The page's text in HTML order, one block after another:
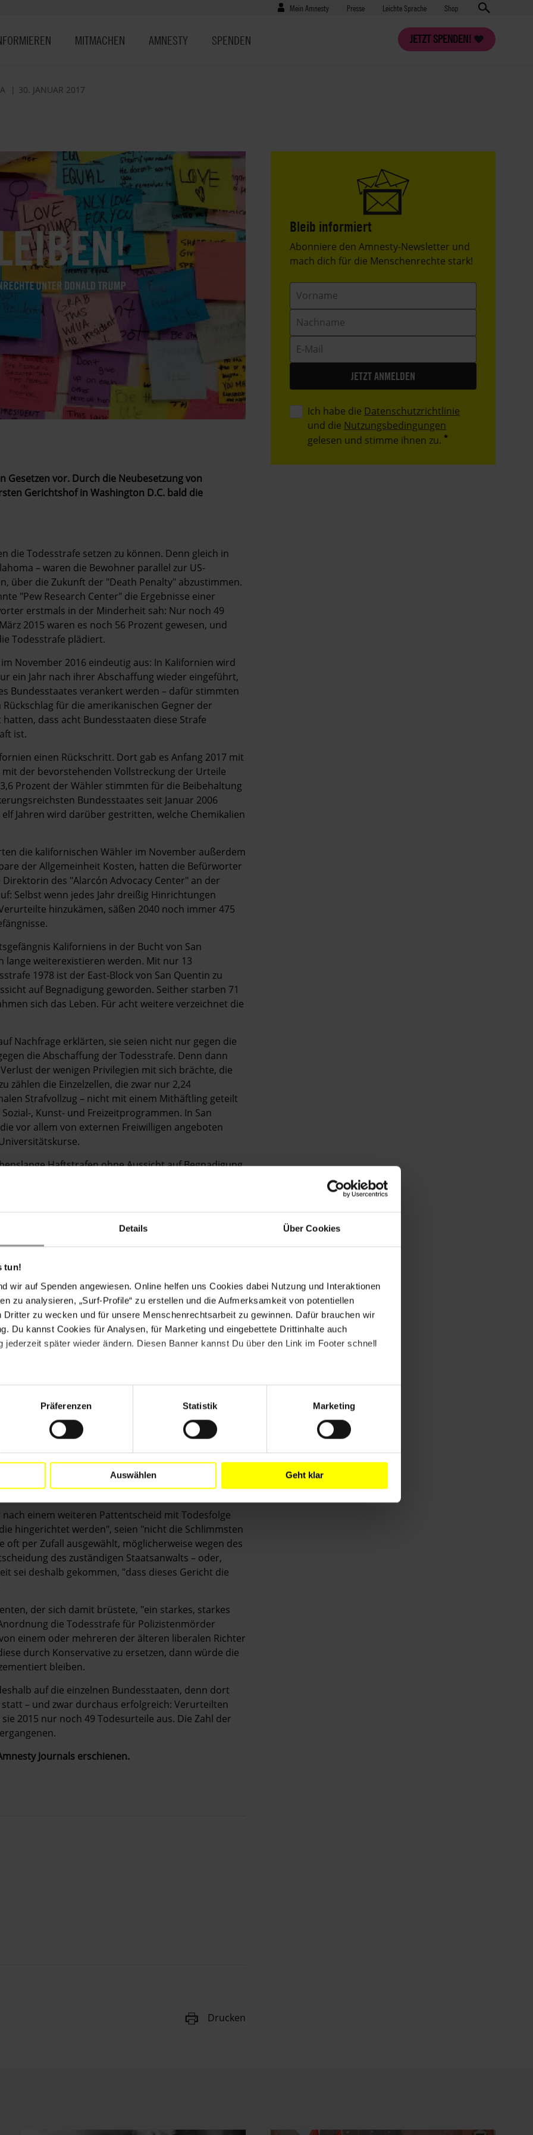
Details Über Cookies
tun!
wir auf Spenden angewiesen. Online helfen uns Cookies dabei Nutzung und Interaktionen
zu analysieren, „Surf-Profile“ zu erstellen und die Aufmerksamkeit von potentiellen
Dritter zu wecken und für unsere Menschenrechtsarbeit zu gewinnen. Dafür brauchen wir
Du kannst Cookies für Analysen, für Marketing und eingebettete Drittinhalte auch
jederzeit später wieder ändern. Diesen Banner kannst Du über den Link im Footer schnell
Präferenzen Statistik Marketing
Auswählen Geht klar
Benutzermenü
Mein Amnesty Presse
Presse Leichte Sprache Shop
JETZT SPENDEN!
MITMACHEN AMNESTY SPENDEN
30. JANUAR 2017
Gesetzen vor. Durch die ­Neubesetzung von
Gerichtshof in Washington D.C. bald die
die Todesstrafe setzen zu können. Denn gleich in
– waren die Bewohner parallel zur US-
über die Zukunft der "Death Penalty" abzustimmen.
"Pew Research Center" die Ergebnisse einer
erstmals in der Minderheit sah: Nur noch 49
2015 waren es noch 56 Prozent gewesen, und
Todesstrafe plädiert.
November 2016 eindeutig aus: In Kalifornien wird
ein Jahr nach ihrer Abschaffung wieder eingeführt,
Bundesstaates verankert werden – dafür stimmten
für die amerikanischen Gegner der
dass acht Bundesstaaten diese Strafe
ist.
einen Rückschritt. Dort gab es Anfang 2017 mit
der bevorstehenden Vollstreckung der Urteile
Prozent der Wähler stimmten für die Beibehaltung
Bundesstaates seit Januar 2006
Jahren wird darüber ­gestritten, welche Chemikalien
die kalifornischen Wähler im November außerdem
der Allgemeinheit Kosten, hatten die Befürworter
des "Alarcón Advocacy Center" an der
Selbst wenn jedes Jahr dreißig Hinrichtungen
hinzukämen, säßen 2040 noch immer 475
Kaliforniens in der Bucht von San
lange weiterexistieren werden. Mit nur 13
1978 ist der East-Block von San Quentin zu
auf Begnadigung geworden. Seither starben 71
sich das Leben. Für acht weitere verzeichnet die
Nachfrage erklärten, sie seien nicht nur gegen die
die Abschaffung der ­Todesstrafe. Denn dann
der wenigen Privilegien mit sich brächte, die
zählen die Einzelzellen, die zwar nur 2,24
Strafvollzug – nicht mit einem Mithäftling geteilt
, Kunst- und Freizeitprogrammen. In San
vor allem von ­externen Freiwilligen angeboten
Haftstrafen ohne Aussicht auf Begnadigung
geschlossen bleiben. Mit der Aufhebung der
sie wären vergessen hinter dicken Mauern. Denn
Verurteilte ein, die einzig die Hoffnung am
des Obersten Gerichtshofs in
2016 über die Rechtmäßigkeit gleich mehrerer
des 45-jährigen Ronald Smith im Staatsgefängnis
Verfassungsgericht gewandt hatte. Doch mit einer
noch in derselben Nacht getötet, nach ­einem 35-
berichteten.
ausfallen, ist gering. Denn nach dem Tod des
neunte Platz im höchsten Gericht der USA vakant:
und vier liberalen Richtern, weil die
durch Präsident Barack Obama blockierte.
– aller Voraussicht nach mit einem konservativen
Todesstrafe bei den Bundesstaaten, doch könnte
in seiner Amtszeit in die ­Situation kommen,
durch ihre kritische Haltung zur
Ginsburg, den 80-jährigen Anthony Kennedy
­einem weiteren Pattentscheid mit Todesfolge
hingerichtet werden", seien "nicht die Schlimmsten
per Zufall ausgewählt, möglicherweise wegen des
des zuständigen Staatsanwalts – oder,
sei deshalb gekommen, "dass dieses Gericht die
der sich damit brüstete, "ein starkes, starkes
die Todesstrafe für Polizistenmörder
einem oder mehreren der älteren liberalen Richter
durch Konservative zu ersetzen, dann würde die
bleiben.
auf die einzelnen Bundesstaaten, denn dort
– und zwar durchaus erfolgreich: Verurteilten
2015 nur noch 49 Todesurteile aus. Die Zahl der
Journals erschienen.
Drucken
Bleib informiert
Header
Text
Abonniere den Amnesty-Newsletter und
mach dich für die Menschenrechte stark!
Vorname
Nachname
E-
Mail
Ich habe die Datenschutzrichtlinie
und die Nutzungsbedingungen
gelesen und stimme ihnen zu.